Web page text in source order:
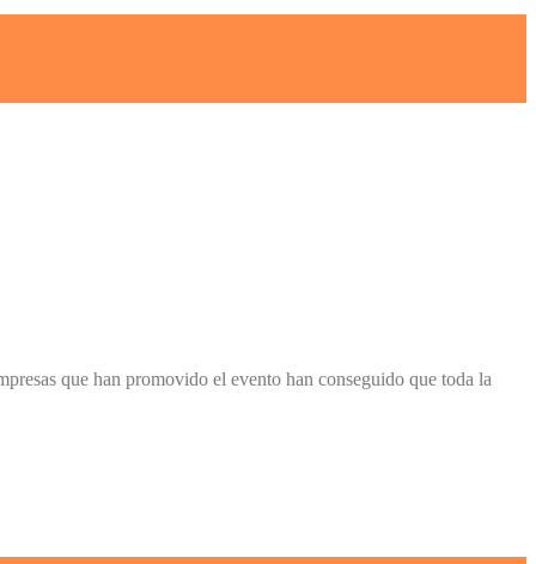
que han promovido el evento han conseguido que toda la